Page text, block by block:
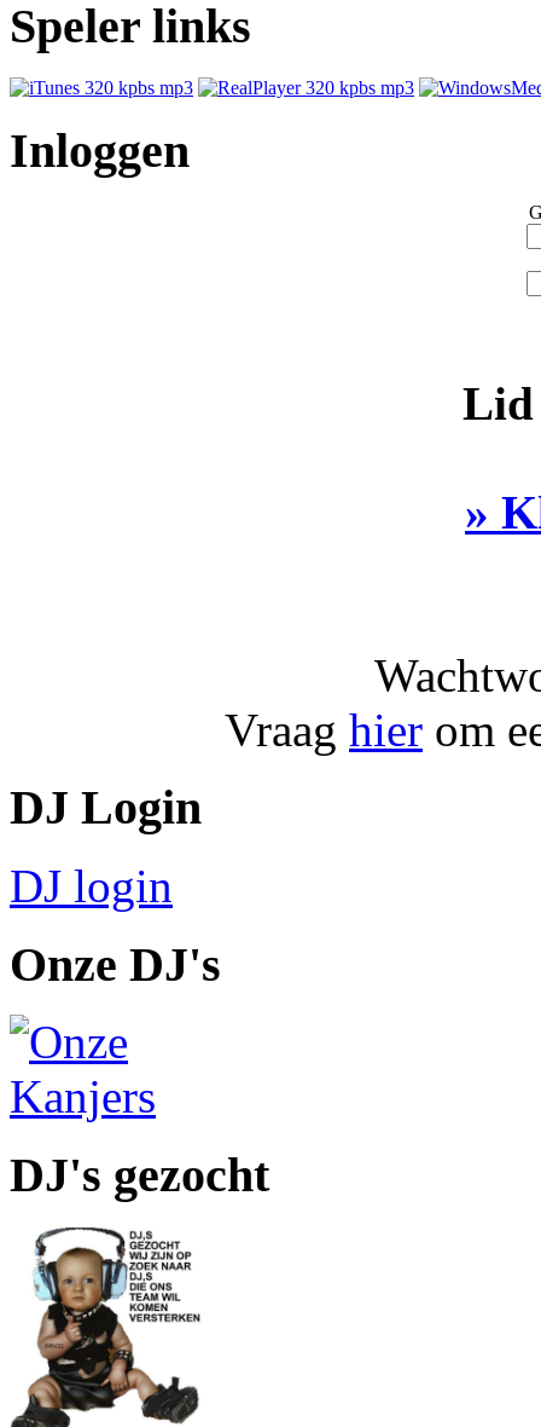
Speler links
Inloggen
Lid
»
Vraag hier om
DJ Login
DJ login
Onze DJ's
DJ's gezocht